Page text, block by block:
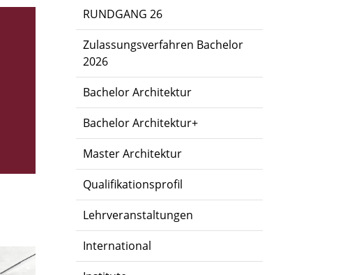
RUNDGANG 26
Zulassungsverfahren Bachelor
2026
Bachelor Architektur
Bachelor Architektur+
Master Architektur
Qualifikationsprofil
Lehrveranstaltungen
International